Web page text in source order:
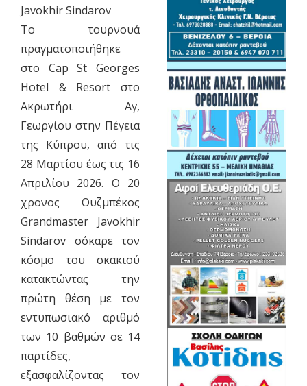
Javokhir Sindarov
​Το τουρνουά
πραγματοποιήθηκε
στο Cap St Georges
Hotel & Resort στο
Ακρωτήρι Αγ,
Γεωργίου στην Πέγεια
της Κύπρου, από τις
28 Μαρτίου έως τις 16
Απριλίου 2026. Ο 20
χρονος Ουζμπέκος
Grandmaster Javokhir
Sindarov σόκαρε τον
κόσμο του σκακιού
κατακτώντας την
πρώτη θέση με τον
εντυπωσιακό αριθμό
των 10 βαθμών σε 14
παρτίδες,
εξασφαλίζοντας τον